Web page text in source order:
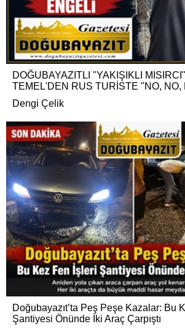
DOĞUBAYAZITLI "YAKIŞIKLI
TEMEL'DEN RUS TURİSTE "NO, NO,
Dengi Çelik
Doğubayazıt’ta Peş Peşe Kazalar: Bu
Şantiyesi Önünde İki Araç Çarpıştı